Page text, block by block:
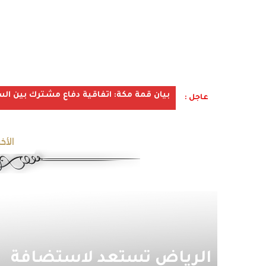
عاجل : بيان قمة مكة: اتفاقية دفاع مشترك بين
الرياض تستعد لاستضافة